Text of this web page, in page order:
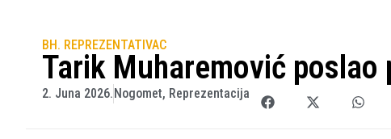
BH. REPREZENTATIVAC
Tarik Muharemović
2. Juna 2026.Nogomet, Reprezentacija